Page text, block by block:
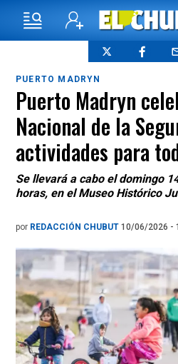
PUERTO MADRYN
Puerto Madryn
Nacional de la
actividades para
Se llevará a cabo el domingo
horas, en el Museo Histórico
por REDACCIÓN CHUBUT 10/06/2026 -